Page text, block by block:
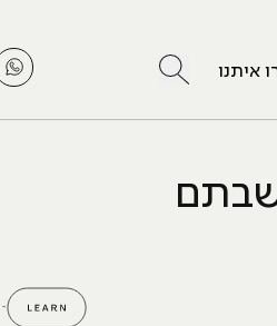
איתנו לחץ לחיפוש